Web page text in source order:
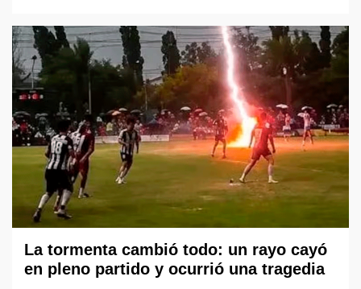
La tormenta cambió todo: un rayo cayó
en pleno partido y ocurrió una tragedia